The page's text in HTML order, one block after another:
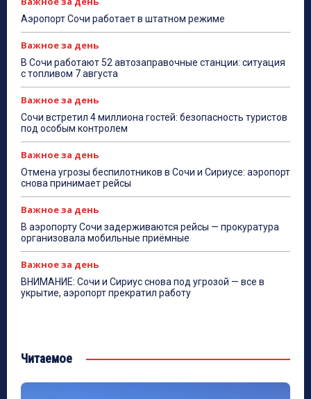
Аэропорт Сочи работает в штатном режиме
Важное за день
В Сочи работают 52 автозаправочные станции: ситуация
с топливом 7 августа
Важное за день
Сочи встретил 4 миллиона гостей: безопасность туристов
под особым контролем
Важное за день
Отмена угрозы беспилотников в Сочи и Сириусе: аэропорт
снова принимает рейсы
Важное за день
В аэропорту Сочи задерживаются рейсы — прокуратура
организовала мобильные приёмные
Важное за день
ВНИМАНИЕ: Сочи и Сириус снова под угрозой — все в
укрытие, аэропорт прекратил работу
Читаемое